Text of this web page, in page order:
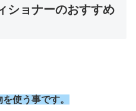
ショナーのおすすめ
使う事です。